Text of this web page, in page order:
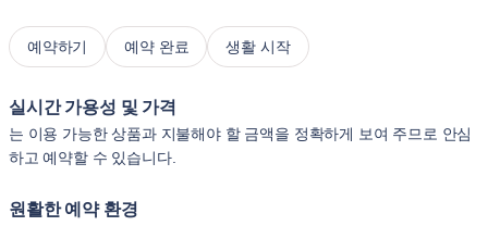
예약하기 예약 완료 생활 시작
실시간 가용성 및 가격
는 이용 가능한 상품과 지불해야 할 금액을 정확하게 보여 주므로 안심
하고 예약할 수 있습니다.
원활한 예약 환경